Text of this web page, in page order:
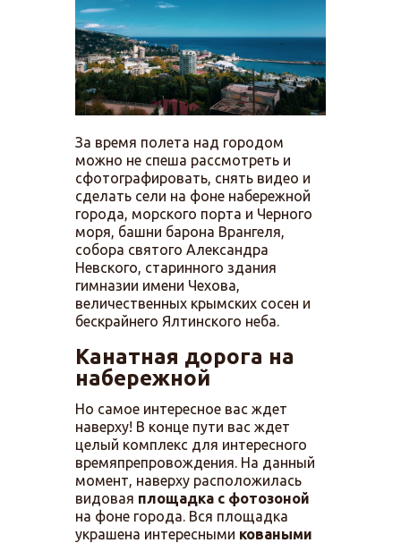
За время полета над городом
можно не спеша рассмотреть и
сфотографировать, снять видео и
сделать сели на фоне набережной
города, морского порта и Черного
моря, башни барона Врангеля,
собора святого Александра
Невского, старинного здания
гимназии имени Чехова,
величественных крымских сосен и
бескрайнего Ялтинского неба.
Канатная дорога на
набережной
Но самое интересное вас ждет
наверху! В конце пути вас ждет
целый комплекс для интересного
времяпрепровождения. На данный
момент, наверху расположилась
видовая площадка с фотозоной
на фоне города. Вся площадка
украшена интересными коваными